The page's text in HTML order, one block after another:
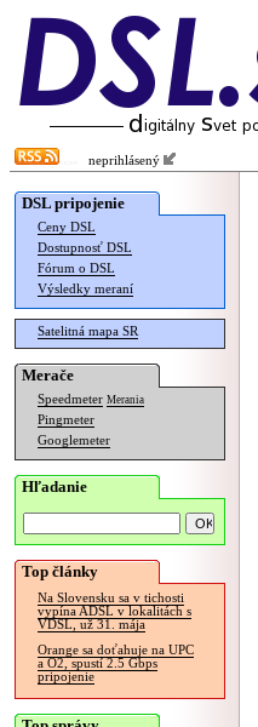
neprihlásený
DSL pripojenie
Ceny DSL
Dostupnosť DSL
Fórum o DSL
Výsledky meraní
Satelitná mapa SR
Merače
Speedmeter Merania
Pingmeter
Googlemeter
Hľadanie
Top články
Na Slovensku sa v tichosti
vypína ADSL v lokalitách s
VDSL, už 31. mája
Orange sa doťahuje na UPC
a O2, spustí 2.5 Gbps
pripojenie